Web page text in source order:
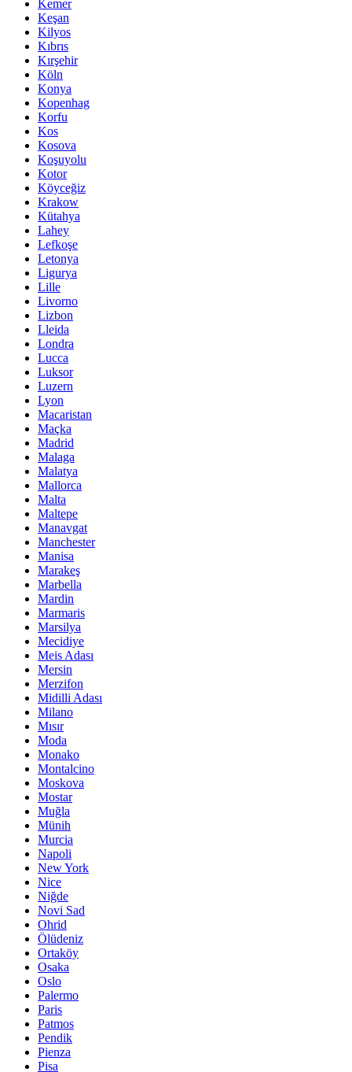
Kemer
Keşan
Kilyos
Kıbrıs
Kırşehir
Köln
Konya
Kopenhag
Korfu
Kos
Kosova
Koşuyolu
Kotor
Köyceğiz
Krakow
Kütahya
Lahey
Lefkoşe
Letonya
Ligurya
Lille
Livorno
Lizbon
Lleida
Londra
Lucca
Luksor
Luzern
Lyon
Macaristan
Maçka
Madrid
Malaga
Malatya
Mallorca
Malta
Maltepe
Manavgat
Manchester
Manisa
Marakeş
Marbella
Mardin
Marmaris
Marsilya
Mecidiye
Meis Adası
Mersin
Merzifon
Midilli Adası
Milano
Mısır
Moda
Monako
Montalcino
Moskova
Mostar
Muğla
Münih
Murcia
Napoli
New York
Nice
Niğde
Novi Sad
Ohrid
Ölüdeniz
Ortaköy
Osaka
Oslo
Palermo
Paris
Patmos
Pendik
Pienza
Pisa